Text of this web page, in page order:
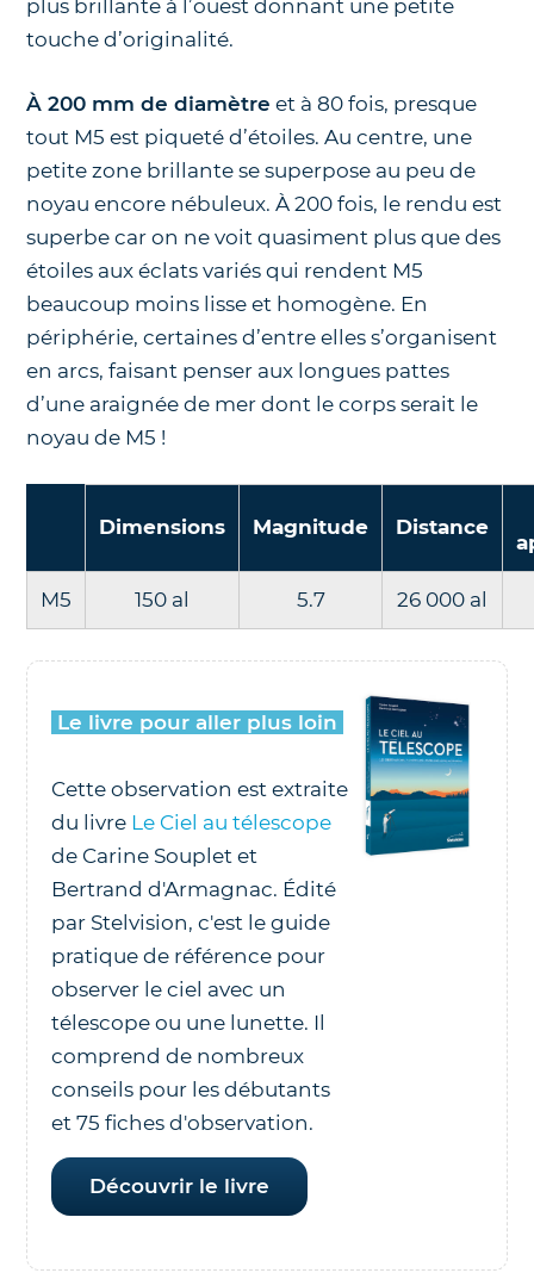
plus brillante à l’ouest donnant une petite
touche d’originalité.
À 200 mm de diamètre et à 80 fois, presque
tout M5 est piqueté d’étoiles. Au centre, une
petite zone brillante se superpose au peu de
noyau encore nébuleux. À 200 fois, le rendu est
superbe car on ne voit quasiment plus que des
étoiles aux éclats variés qui rendent M5
beaucoup moins lisse et homogène. En
périphérie, certaines d’entre elles s’organisent
en arcs, faisant penser aux longues pattes
d’une araignée de mer dont le corps serait le
noyau de M5 !
Dimensions Magnitude Distance
M5 150 al 5.7 26 000 al
Le livre pour aller plus loin
Cette observation est extraite
du livre Le Ciel au télescope
de Carine Souplet et
Bertrand d'Armagnac. Édité
par Stelvision, c'est le guide
pratique de référence pour
observer le ciel avec un
télescope ou une lunette. Il
comprend de nombreux
conseils pour les débutants
et 75 fiches d'observation.
Découvrir le livre